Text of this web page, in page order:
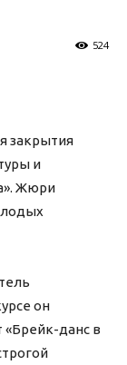
524
закрытия
и
Жюри
он
«Брейк-данс в